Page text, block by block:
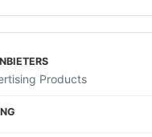
Products